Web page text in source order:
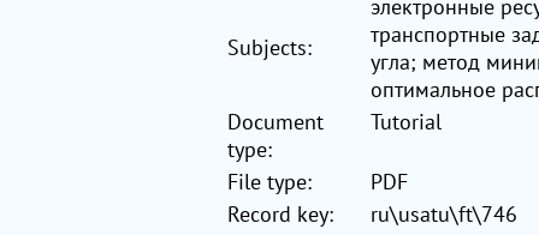
Subjects:
электронные
транспортные
угла; метод
оптимальное
Document
type:
Tutorial
File type:
PDF
Record key:
ru\usatu\ft\746